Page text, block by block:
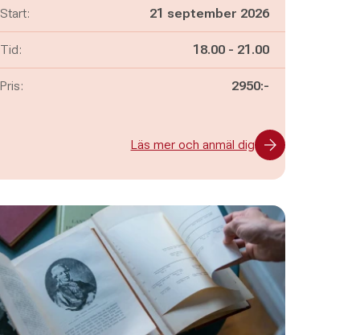
Start: 21 september 2026
Tid: Pågår mellan
18.00 - och
21.00
Pris: 2950:-
Läs mer och anmäl dig